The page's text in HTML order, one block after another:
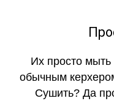
Их просто
обычным
Сушить? Да